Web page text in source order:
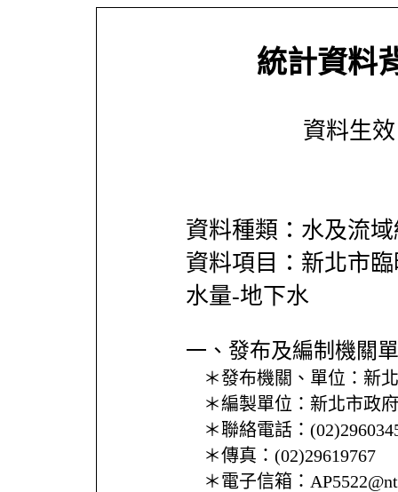
統計資料
資料生
資料種類：水及流
資料項目：新北市
水量-地下水
一、發布及編制機關
＊發布機關、單位： 新
＊編製單位： 新北市政
＊聯絡電話：
＊傳真： (02)29619767
＊電子信箱：